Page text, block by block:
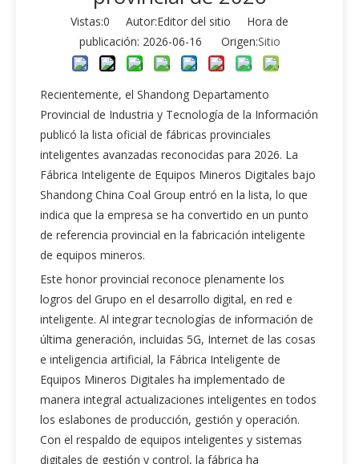
Vistas:0 Autor:Editor del sitio Hora de
publicación: 2026-06-16 Origen:Sitio
Recientemente, el Shandong Departamento
Provincial de Industria y Tecnología de la Información
publicó la lista oficial de fábricas provinciales
inteligentes avanzadas reconocidas para 2026. La
Fábrica Inteligente de Equipos Mineros Digitales bajo
Shandong China Coal Group entró en la lista, lo que
indica que la empresa se ha convertido en un punto
de referencia provincial en la fabricación inteligente
de equipos mineros.
Este honor provincial reconoce plenamente los
logros del Grupo en el desarrollo digital, en red e
inteligente. Al integrar tecnologías de información de
última generación, incluidas 5G, Internet de las cosas
e inteligencia artificial, la Fábrica Inteligente de
Equipos Mineros Digitales ha implementado de
manera integral actualizaciones inteligentes en todos
los eslabones de producción, gestión y operación.
Con el respaldo de equipos inteligentes y sistemas
digitales de gestión y control, la fábrica ha